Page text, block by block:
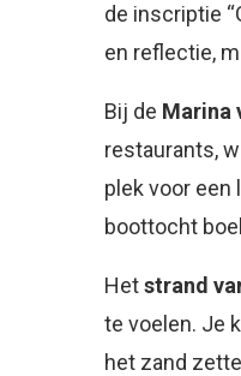
de inscriptie
en reflectie,
Bij de Marina
restaurants,
plek voor een
boottocht
Hetstrand
te voelen. Je
het zand